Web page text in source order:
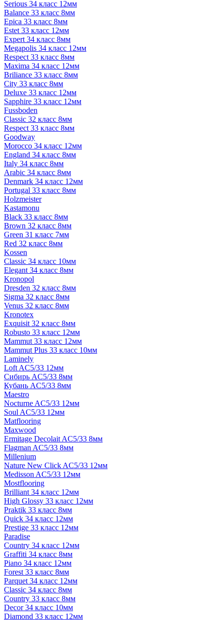
Serious 34 класс 12мм
Balance 33 класс 8мм
Epica 33 класс 8мм
Estet 33 класс 12мм
Expert 34 класс 8мм
Megapolis 34 класс 12мм
Respect 33 класс 8мм
Maxima 34 класс 12мм
Briliance 33 класс 8мм
City 33 класс 8мм
Deluxe 33 класс 12мм
Sapphire 33 класс 12мм
Fussboden
Classic 32 класс 8мм
Respect 33 класс 8мм
Goodway
Morocco 34 класс 12мм
England 34 класс 8мм
Italy 34 класс 8мм
Arabic 34 класс 8мм
Denmark 34 класс 12мм
Portugal 33 класс 8мм
Holzmeister
Kastamonu
Black 33 класс 8мм
Brown 32 класс 8мм
Green 31 класс 7мм
Red 32 класс 8мм
Kossen
Classic 34 класс 10мм
Elegant 34 класс 8мм
Kronopol
Dresden 32 класс 8мм
Sigma 32 класс 8мм
Venus 32 класс 8мм
Kronotex
Exquisit 32 класс 8мм
Robusto 33 класс 12мм
Mammut 33 класс 12мм
Mammut Plus 33 класс 10мм
Laminely
Loft AC5/33 12мм
Сибирь AC5/33 8мм
Кубань AC5/33 8мм
Maestro
Nocturne AC5/33 12мм
Soul AC5/33 12мм
Matflooring
Maxwood
Ermitage Decolait AC5/33 8мм
Flagman AC5/33 8мм
Millenium
Nature New Click AC5/33 12мм
Medisson AC5/33 12мм
Mostflooring
Brilliant 34 класс 12мм
High Glossy 33 класс 12мм
Praktik 33 класс 8мм
Quick 34 класс 12мм
Prestige 33 класс 12мм
Paradise
Country 34 класс 12мм
Graffiti 34 класс 8мм
Piano 34 класс 12мм
Forest 33 класс 8мм
Parquet 34 класс 12мм
Classic 34 класс 8мм
Country 33 класс 8мм
Decor 34 класс 10мм
Diamond 33 класс 12мм